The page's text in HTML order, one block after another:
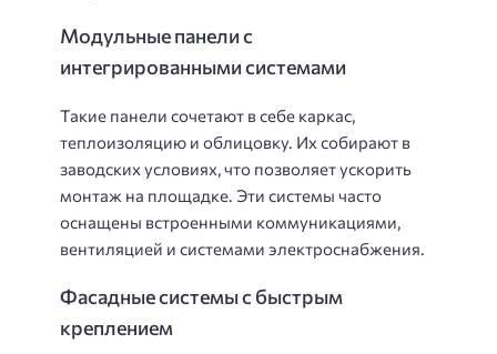
Модульные панели с
интегрированными системами
Такие панели сочетают в себе каркас,
теплоизоляцию и облицовку. Их собирают в
заводских условиях, что позволяет ускорить
монтаж на площадке. Эти системы часто
оснащены встроенными коммуникациями,
вентиляцией и системами электроснабжения.
Фасадные системы с быстрым
креплением